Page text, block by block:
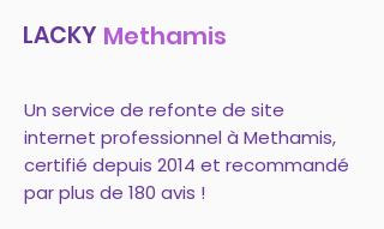
LACKY Methamis
Un service de refonte de site
internet professionnel à Methamis,
certifié depuis 2014 et recommandé
par plus de 180 avis !